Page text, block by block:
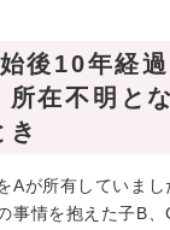
後10年経
所在不明と
き
Aが所有していまし
事情を抱えた子B